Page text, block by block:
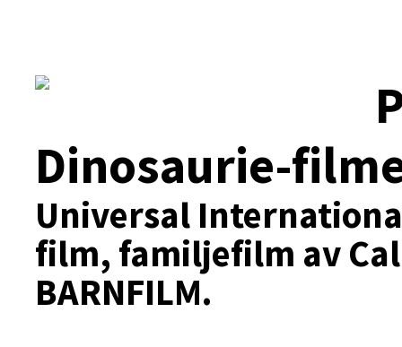
Dinosaurie-
Universal
film, familjefilm av
BARNFILM.